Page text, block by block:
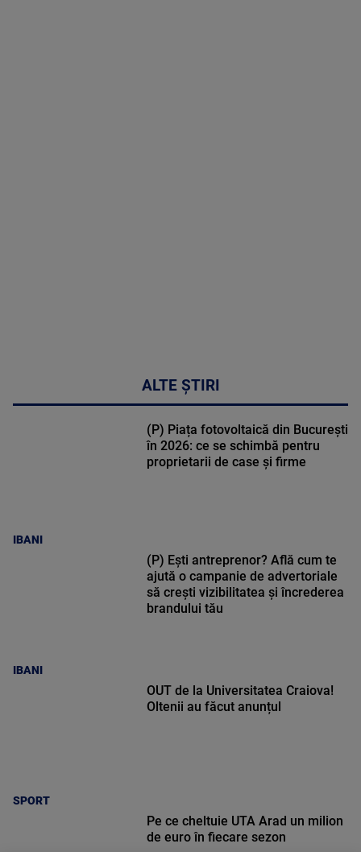
ALTE ȘTIRI
IBANI
(P) Piața fotovoltaică din București
în 2026: ce se schimbă pentru
proprietarii de case și firme
IBANI
(P) Ești antreprenor? Află cum te
ajută o campanie de advertoriale
să crești vizibilitatea și încrederea
brandului tău
SPORT
OUT de la Universitatea Craiova!
Oltenii au făcut anunțul
Pe ce cheltuie UTA Arad un milion
de euro în fiecare sezon